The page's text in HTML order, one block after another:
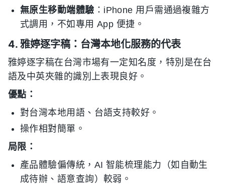
無原生移動端體驗 ：iPhone 用戶需通過複雜方
式調用，不如專用 App 便捷。
4. 雅婷逐字稿：台灣本地化服務的代表
雅婷逐字稿在台灣市場有一定知名度，特別是在台
語及中英夾雜的識別上表現良好。
優點：
對台灣本地用語、台語支持較好。
操作相對簡單。
局限：
產品體驗偏傳統，AI 智能梳理能力（如自動生
成待辦、語意查詢）較弱。